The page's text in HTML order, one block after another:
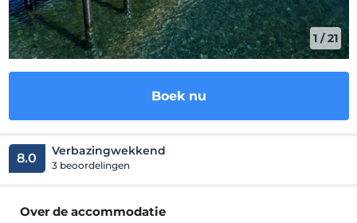
1 /21
Boek nu
8.0 Verbazingwekkend
3 beoordelingen
Over de accommodatie